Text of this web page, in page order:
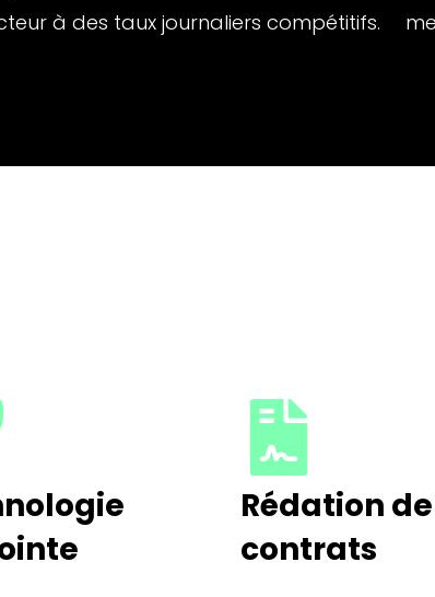
à des taux journaliers compétitifs.
Rédation de
contrats